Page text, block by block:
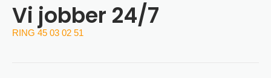
Vi jobber 24/7
RING 45 03 02 51